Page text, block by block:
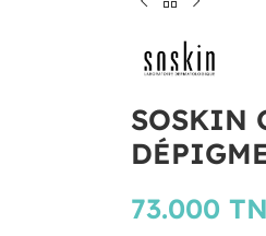
SOSKIN
73.000